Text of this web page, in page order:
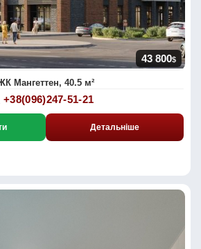
43 800$
Мангеттен, 40.5 м²
,+38(096)247-51-21
Детальніше